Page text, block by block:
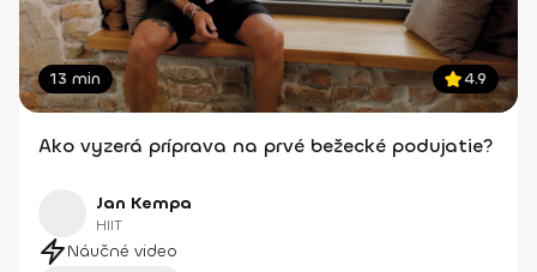
13 min 4.9
Ako vyzerá príprava na prvé bežecké podujatie?
Jan Kempa
HIIT
Náučné video